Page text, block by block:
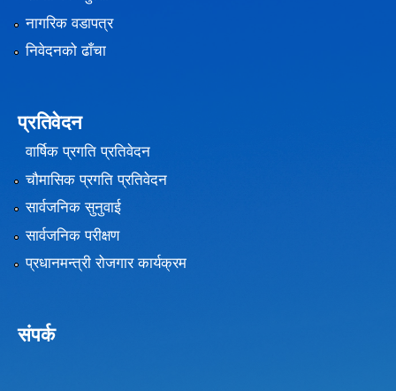
नागरिक वडापत्र
निवेदनको ढाँचा
प्रतिवेदन
वार्षिक प्रगति प्रतिवेदन
चौमासिक प्रगति प्रतिवेदन
सार्वजनिक सुनुवाई
सार्वजनिक परीक्षण
प्रधानमन्त्री रोजगार कार्यक्रम
संपर्क